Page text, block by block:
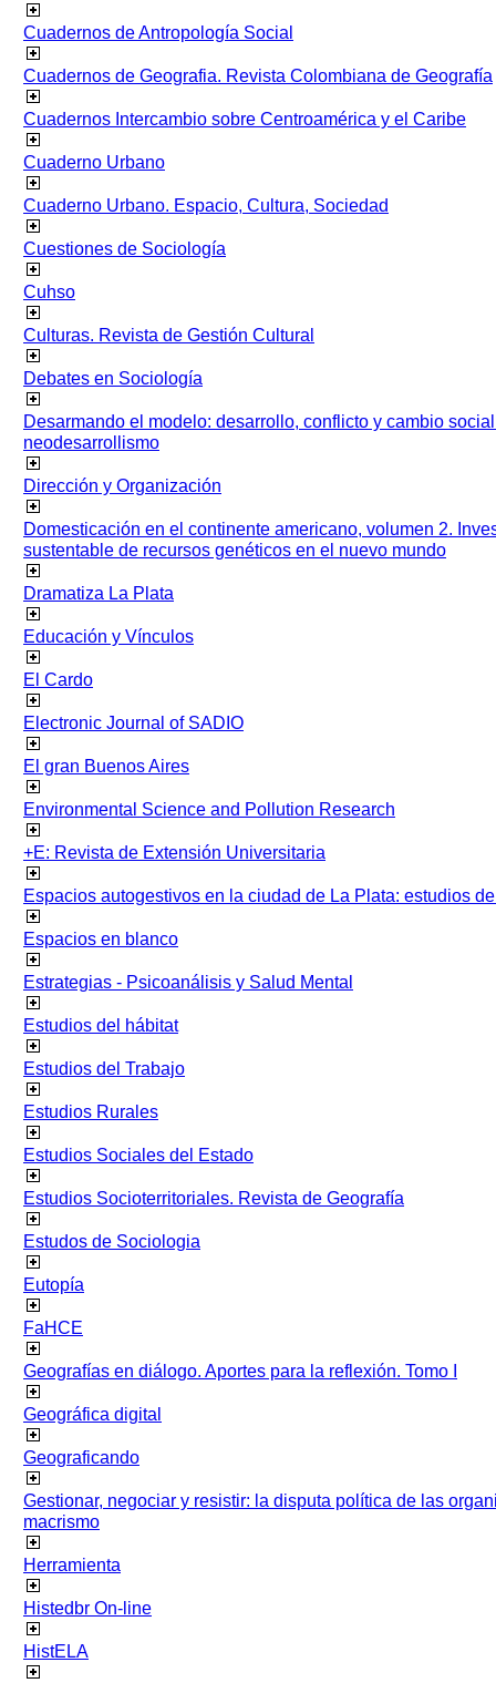
Cuadernos de Antropología Social
Cuadernos de Geografia. Revista Colombiana de Geografía
Cuadernos Intercambio sobre Centroamérica y el Caribe
Cuaderno Urbano
Cuaderno Urbano. Espacio, Cultura, Sociedad
Cuestiones de Sociología
Cuhso
Culturas. Revista de Gestión Cultural
Debates en Sociología
Desarmando el modelo: desarrollo, conflicto y cambio
neodesarrollismo
Dirección y Organización
Domesticación en el continente americano, volumen 2.
sustentable de recursos genéticos en el nuevo mundo
Dramatiza La Plata
Educación y Vínculos
El Cardo
Electronic Journal of SADIO
El gran Buenos Aires
Environmental Science and Pollution Research
+E: Revista de Extensión Universitaria
Espacios autogestivos en la ciudad de La Plata: estudios
Espacios en blanco
Estrategias - Psicoanálisis y Salud Mental
Estudios del hábitat
Estudios del Trabajo
Estudios Rurales
Estudios Sociales del Estado
Estudios Socioterritoriales. Revista de Geografía
Estudos de Sociologia
Eutopía
FaHCE
Geografías en diálogo. Aportes para la reflexión. Tomo I
Geográfica digital
Geograficando
Gestionar, negociar y resistir: la disputa política de las
macrismo
Herramienta
Histedbr On-line
HistELA